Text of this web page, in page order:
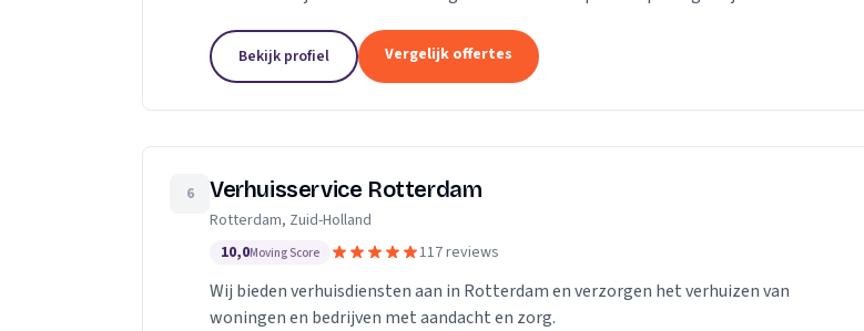
Bekijk profiel Vergelijk offertes
6 Verhuisservice Rotterdam
Rotterdam, Zuid-Holland
10,0Moving Score 117 reviews
Wij bieden verhuisdiensten aan in Rotterdam en verzorgen het verhuizen van
woningen en bedrijven met aandacht en zorg.